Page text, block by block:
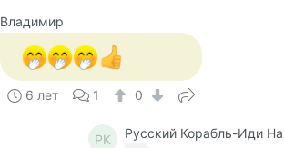
Владимир
6 лет 1 0
РК Русский Корабль-Иди